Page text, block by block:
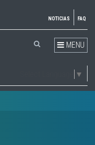
NOTICIAS FAQ
MENU
▼